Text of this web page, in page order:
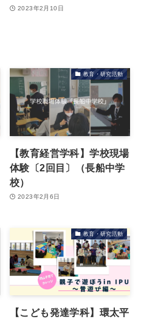
2023年2月10日
教育・研究活動
【教育経営学科】学校現場
体験〔2回目〕（長船中学
校）
2023年2月6日
教育・研究活動
【こども発達学科】環太平